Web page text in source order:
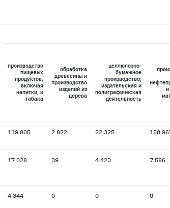
производство
пищевых
продуктов,
включая
напитки, и
табака
обработка
древесины и
производство
изделий из
дерева
целлюлозно-
бумажное
производство;
издательская и
полиграфическая
деятельность
и
119 805 2 822 22 325 158
17 028 39 4 423 7 586
4 344 0 0 0